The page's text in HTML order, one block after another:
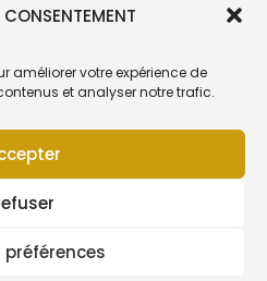
améliorer votre expérience de
et analyser notre trafic.
préférences
un souci ?